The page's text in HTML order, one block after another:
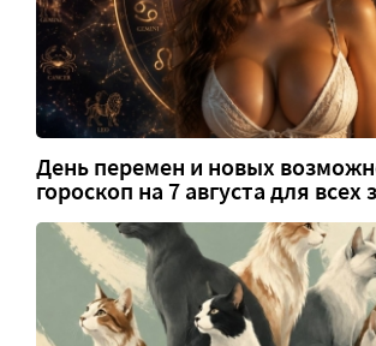
День перемен и новых
гороскоп на 7 августа для всех